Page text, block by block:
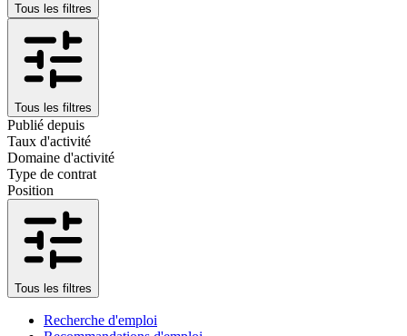
Tous les filtres
Tous les filtres
Publié depuis
Taux d'activité
Domaine d'activité
Type de contrat
Position
Tous les filtres
Recherche d'emploi